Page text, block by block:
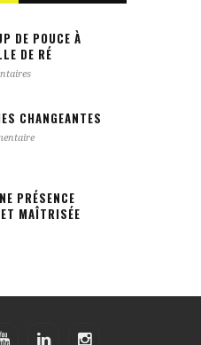
DE POUCE À
DE RÉ
CHANGEANTES
PRÉSENCE
MAÎTRISÉE